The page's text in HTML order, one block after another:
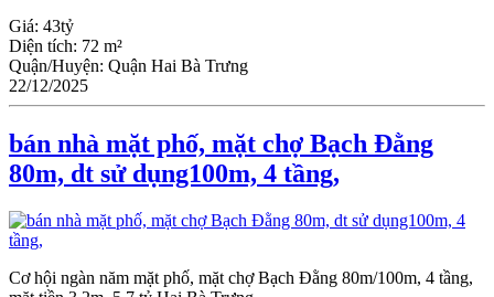
Giá: 43tỷ
Diện tích: 72 m²
Quận/Huyện: Quận Hai Bà Trưng
22/12/2025
bán nhà mặt phố, mặt chợ Bạch Đằng
80m, dt sử dụng100m, 4 tầng,
Cơ hội ngàn năm mặt phố, mặt chợ Bạch Đằng 80m/100m, 4 tầng,